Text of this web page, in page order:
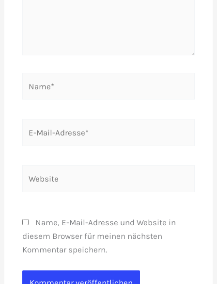
Name, E-Mail-Adresse und Website in
diesem Browser für meinen nächsten
Kommentar speichern.